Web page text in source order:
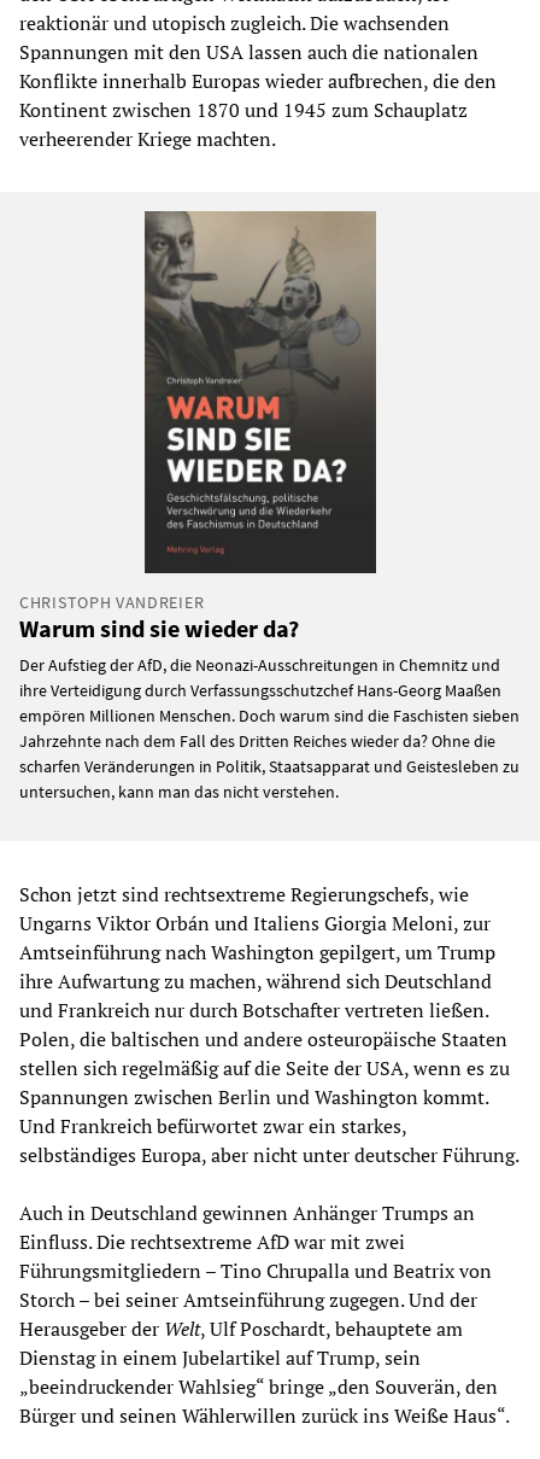
reaktionär und utopisch zugleich. Die wachsenden
Spannungen mit den USA lassen auch die nationalen
Konflikte innerhalb Europas wieder aufbrechen, die den
Kontinent zwischen 1870 und 1945 zum Schauplatz
verheerender Kriege machten.
CHRISTOPH VANDREIER
Warum sind sie wieder da?
Der Aufstieg der AfD, die Neonazi-Ausschreitungen in Chemnitz und
ihre Verteidigung durch Verfassungsschutzchef Hans-Georg Maaßen
empören Millionen Menschen. Doch warum sind die Faschisten sieben
Jahrzehnte nach dem Fall des Dritten Reiches wieder da? Ohne die
scharfen Veränderungen in Politik, Staatsapparat und Geistesleben zu
untersuchen, kann man das nicht verstehen.
Schon jetzt sind rechtsextreme Regierungschefs, wie
Ungarns Viktor Orbán und Italiens Giorgia Meloni, zur
Amtseinführung nach Washington gepilgert, um Trump
ihre Aufwartung zu machen, während sich Deutschland
und Frankreich nur durch Botschafter vertreten ließen.
Polen, die baltischen und andere osteuropäische Staaten
stellen sich regelmäßig auf die Seite der USA, wenn es zu
Spannungen zwischen Berlin und Washington kommt.
Und Frankreich befürwortet zwar ein starkes,
selbständiges Europa, aber nicht unter deutscher Führung.
Auch in Deutschland gewinnen Anhänger Trumps an
Einfluss. Die rechtsextreme AfD war mit zwei
Führungsmitgliedern – Tino Chrupalla und Beatrix von
Storch – bei seiner Amtseinführung zugegen. Und der
Herausgeber der Welt, Ulf Poschardt, behauptete am
Dienstag in einem Jubelartikel auf Trump, sein
„beeindruckender Wahlsieg“ bringe „den Souverän, den
Bürger und seinen Wählerwillen zurück ins Weiße Haus“.